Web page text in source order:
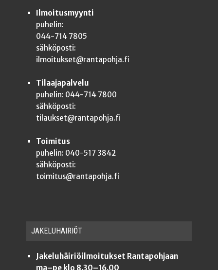
Ilmoitusmyynti
puhelin:
044-714 7805
sähköposti:
ilmoitukset@rantapohja.fi
Tilaajapalvelu
puhelin: 044-714 7800
sähköposti:
tilaukset@rantapohja.fi
Toimitus
puhelin: 040-517 3842
sähköposti:
toimitus@rantapohja.fi
JAKE­LU­HÄI­RIÖT
Jakeluhäiriöilmoitukset Rantapohjaan
ma–pe klo 8.30–16.00